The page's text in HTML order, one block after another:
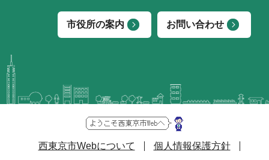
市役所の案内 お問い合わせ
西東京市Webについて 個人情報保護方針